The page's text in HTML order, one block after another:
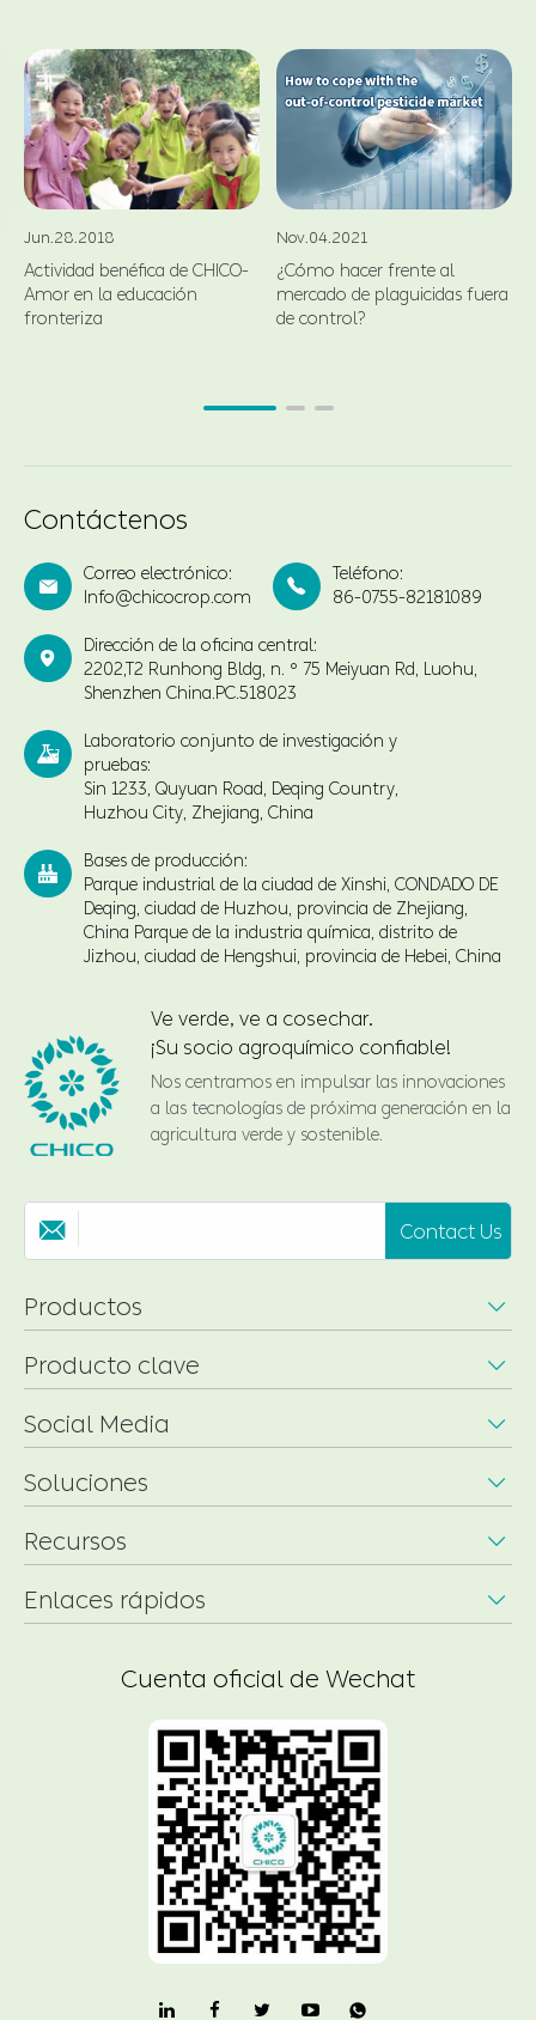
Jun.28.2018
Actividad benéfica de CHICO-
Amor en la educación
fronteriza
Nov.04.2021
¿Cómo hacer frente al
mercado de plaguicidas fuera
de control?
Contáctenos

Correo electrónico:
Info@chicocrop.com

Teléfono:
86-0755-82181089

Dirección de la oficina central:
2202,T2 Runhong Bldg, n. ° 75 Meiyuan Rd, Luohu,
Shenzhen China.PC.518023

Laboratorio conjunto de investigación y
pruebas:
Sin 1233, Quyuan Road, Deqing Country,
Huzhou City, Zhejiang, China

Bases de producción:
Parque industrial de la ciudad de Xinshi, CONDADO DE
Deqing, ciudad de Huzhou, provincia de Zhejiang,
China Parque de la industria química, distrito de
Jizhou, ciudad de Hengshui, provincia de Hebei, China
Ve verde, ve a cosechar.
¡Su socio agroquímico confiable!
Nos centramos en impulsar las innovaciones
a las tecnologías de próxima generación en la
agricultura verde y sostenible.
 Contact Us
Productos 
Producto clave 
Social Media 
Soluciones 
Recursos 
Enlaces rápidos 
Cuenta oficial de Wechat
